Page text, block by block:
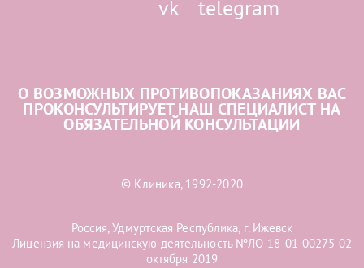
О ВОЗМОЖНЫХ ПРОТИВОПОКАЗАНИЯХ ВАС
ПРОКОНСУЛЬТИРУЕТ НАШ СПЕЦИАЛИСТ НА
ОБЯЗАТЕЛЬНОЙ КОНСУЛЬТАЦИИ
© Клиника, 1992-2020
Россия, Удмуртская Республика, г. Ижевск
Лицензия на медицинскую деятельность №ЛО-18-01-00275 02
октября 2019